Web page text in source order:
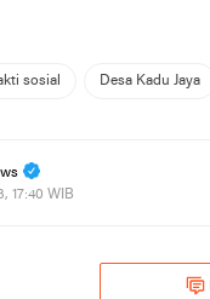
sosial Desa Kadu Jaya
17:40 WIB